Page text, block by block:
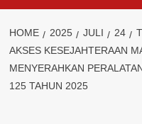
HOME 2025 JULI 24
AKSES KESEJAHTERAAN
MENYERAHKAN
125 TAHUN 2025